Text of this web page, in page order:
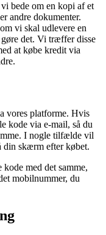
bede om en kopi af et
andre dokumenter.
vi skal udlevere en
det. Vi træffer disse
at købe kredit via
vores platforme. Hvis
kode via e-mail, så du
I nogle tilfælde vil
din skærm efter købet.
med det samme,
mobilnummer, du